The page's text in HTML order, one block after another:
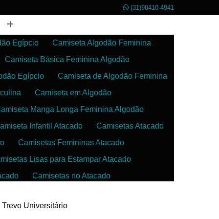
(31)98410-4941
Egípcio
Camiseta Algodão Feminina
Camiseta Básica Feminina Algodão
Egípcio
Camiseta de Algodão Feminina
Camiseta em Algodão
Manga Longa Feminina Algodão
Infantil Atacado
Camisetas Atacado
Camisetas Femininas Atacado
Lisas para Estampar Atacado
Camisetas no Atacado
Confecção de Roupas
Universitário